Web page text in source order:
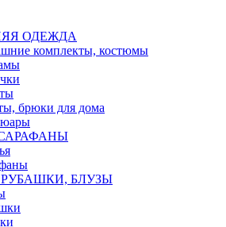
ОДЕЖДА
комплекты, костюмы
брюки для дома
БЛУЗЫ